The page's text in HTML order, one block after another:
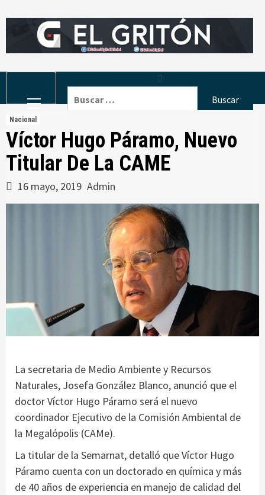
to
Menu
Nacional
Víctor Hugo Páramo, Nuevo
Titular De La CAME
16 mayo, 2019 Admin
La secretaria de Medio Ambiente y Recursos
Naturales, Josefa González Blanco, anunció que el
doctor Víctor Hugo Páramo será el nuevo
coordinador Ejecutivo de la Comisión Ambiental de
la Megalópolis (CAMe).
La titular de la Semarnat, detalló que Víctor Hugo
Páramo cuenta con un doctorado en química y más
de 40 años de experiencia en manejo de calidad del